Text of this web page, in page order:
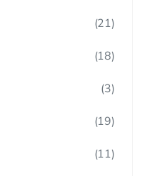
(21)
(18)
(3)
(19)
(11)